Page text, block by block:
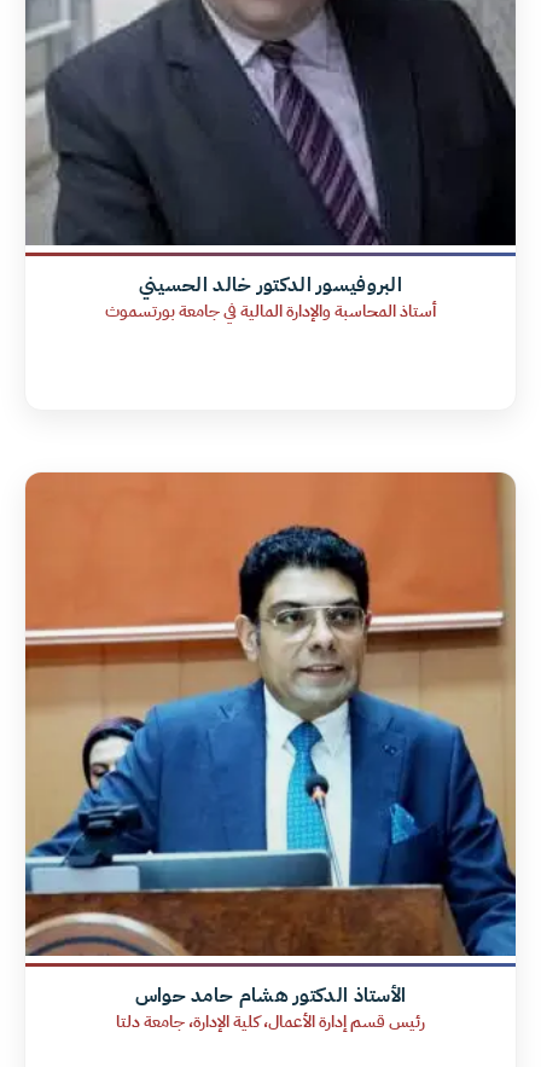
البروفيسور الدكتور خالد الحسيني
أستاذ المحاسبة والإدارة المالية في جامعة بورتسموث
الأستاذ الدكتور هشام حامد حواس
رئيس قسم إدارة الأعمال، كلية الإدارة، جامعة دلتا